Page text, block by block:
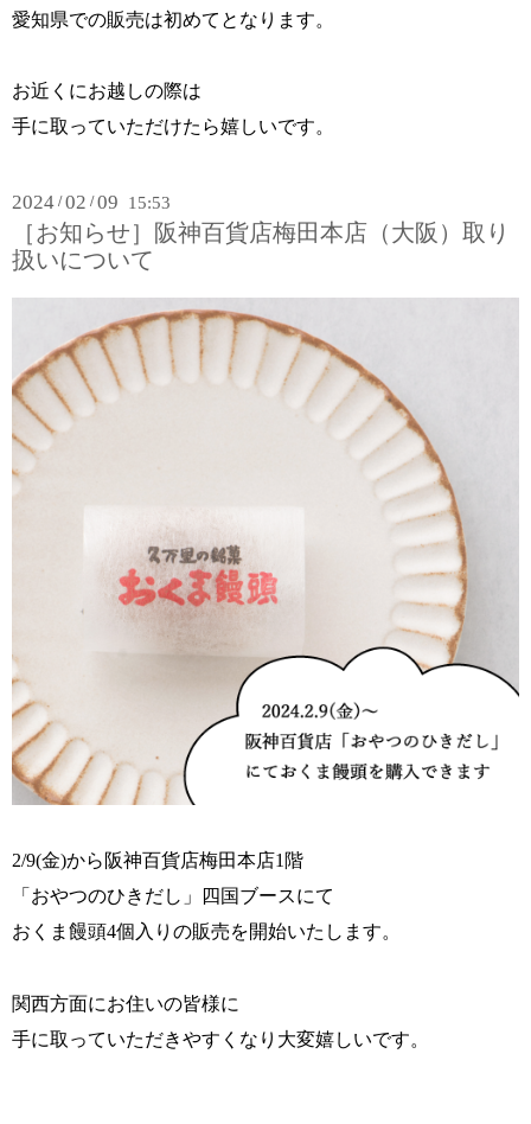
愛知県での販売は初めてとなります。
お近くにお越しの際は
手に取っていただけたら嬉しいです。
2024 /02 /09 15:53
［お知らせ］阪神百貨店梅田本店（大阪）取り
扱いについて
2/9(金)から阪神百貨店梅田本店1 階
「おやつのひきだし」四国ブースにて
おくま饅頭4個入りの販売を開始いたします。
関西方面にお住いの皆様に
手に取っていただきやすくなり大変嬉しいです。